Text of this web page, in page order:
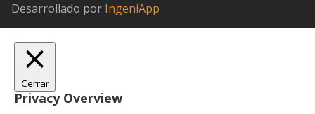
Desarrollado por IngeniApp
Cerrar
Privacy Overview